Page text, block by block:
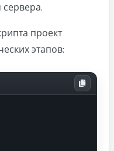
проект
этапов: